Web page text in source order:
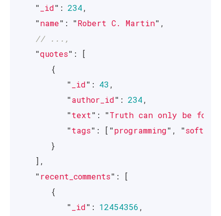
" _id" : 234,
"name" : "Robert C. Martin" ,
// ...,
"quotes" :
[
{
" _id" : 43,
"author_id" : 234,
"text" : "Truth can only be
"tags" : [ "programming" , "
}
],
"recent_comments" :
[
{
" _id" : 12454356 ,